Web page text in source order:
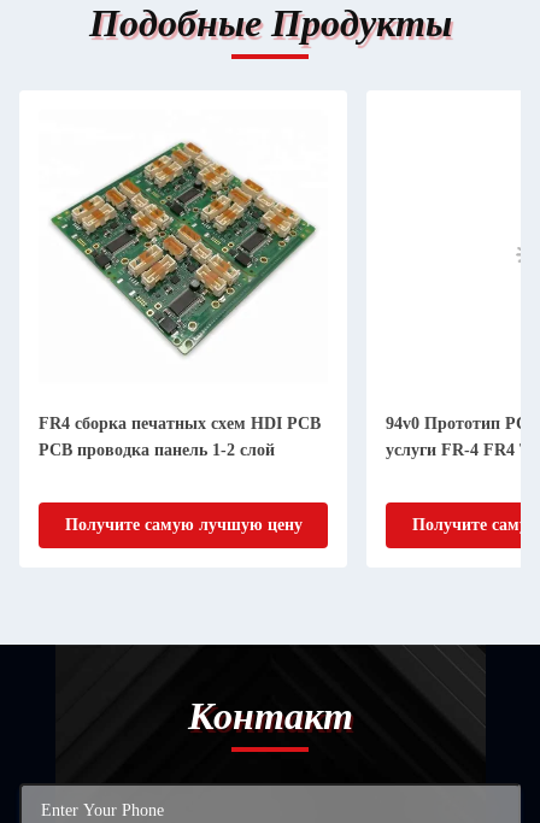
Подобные Продукты
FR4 сборка печатных схем HDI PCB
PCB проводка панель 1-2 слой
Получите самую лучшую цену
94v0 Прототип
услуги FR-4 FR4
Получите
Контакт